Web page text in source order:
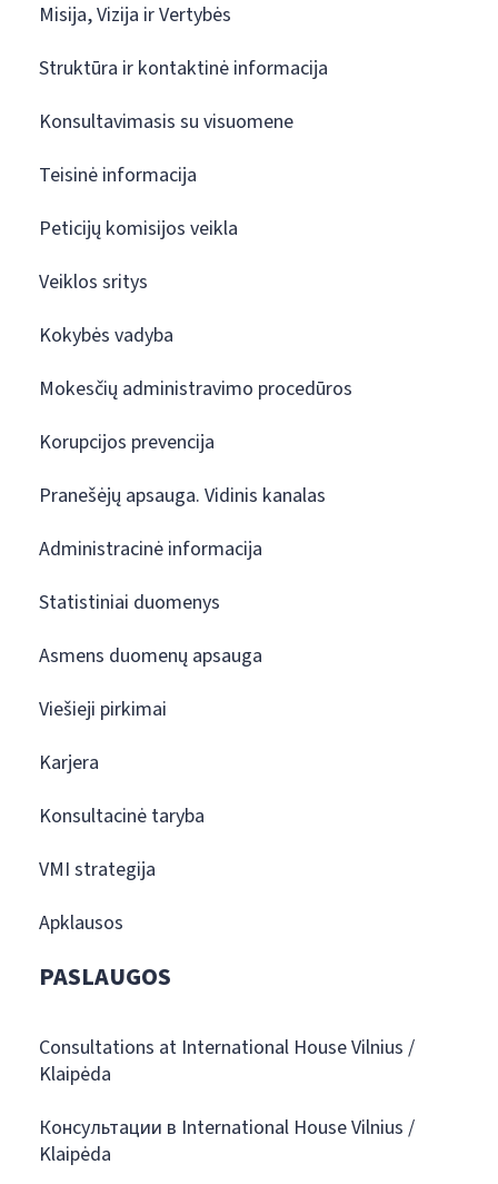
Misija, Vizija ir Vertybės
Struktūra ir kontaktinė informacija
Konsultavimasis su visuomene
Teisinė informacija
Peticijų komisijos veikla
Veiklos sritys
Kokybės vadyba
Mokesčių administravimo procedūros
Korupcijos prevencija
Pranešėjų apsauga. Vidinis kanalas
Administracinė informacija
Statistiniai duomenys
Asmens duomenų apsauga
Viešieji pirkimai
Karjera
Konsultacinė taryba
VMI strategija
Apklausos
PASLAUGOS
Consultations at International House Vilnius /
Klaipėda
Консультации в International House Vilnius /
Klaipėda